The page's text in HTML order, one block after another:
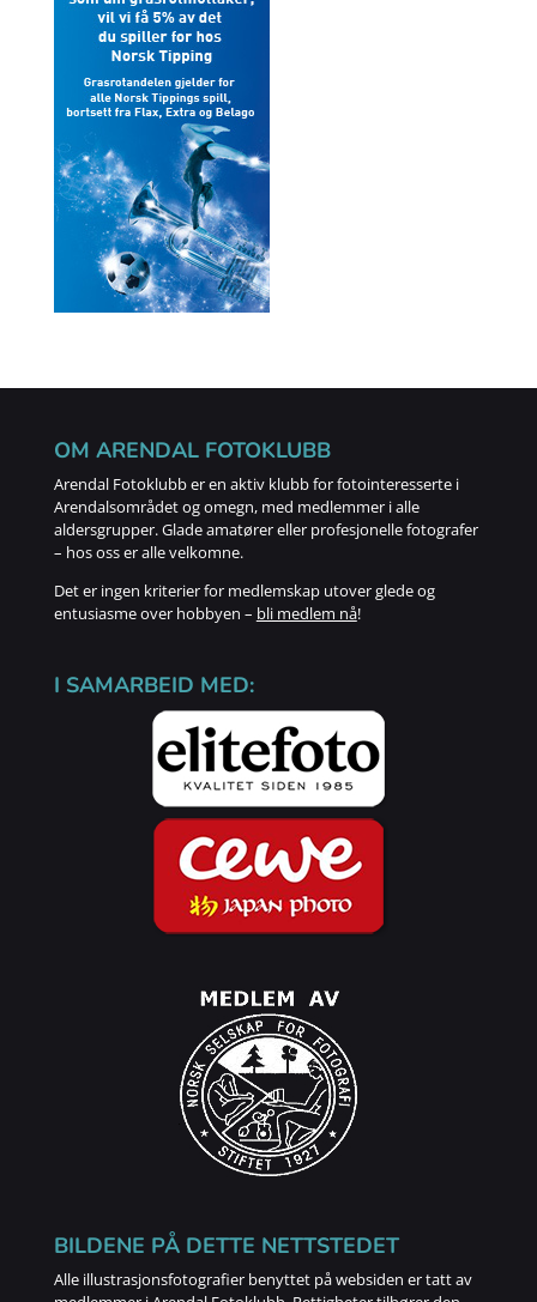
OM ARENDAL FOTOKLUBB
Arendal Fotoklubb er en aktiv klubb for fotointeresserte i
Arendalsområdet og omegn, med medlemmer i alle
aldersgrupper. Glade amatører eller profesjonelle fotografer
– hos oss er alle velkomne.
Det er ingen kriterier for medlemskap utover glede og
entusiasme over hobbyen – bli medlem nå!
I SAMARBEID MED:
BILDENE PÅ DETTE NETTSTEDET
Alle illustrasjonsfotografier benyttet på websiden er tatt av